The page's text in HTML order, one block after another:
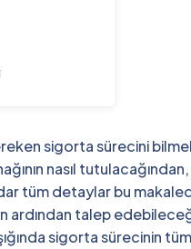
sigorta sürecini
nasıl
tüm detaylar bu
ardından talep
sigorta sürecinin